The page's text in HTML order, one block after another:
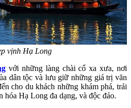
vịnh Hạ Long
với những làng chài cổ xa xưa, nơi
dân tộc và lưu giữ những giá trị văn
cho du khách những khám phá, trải
hóa Hạ Long đa dạng, và độc đáo.